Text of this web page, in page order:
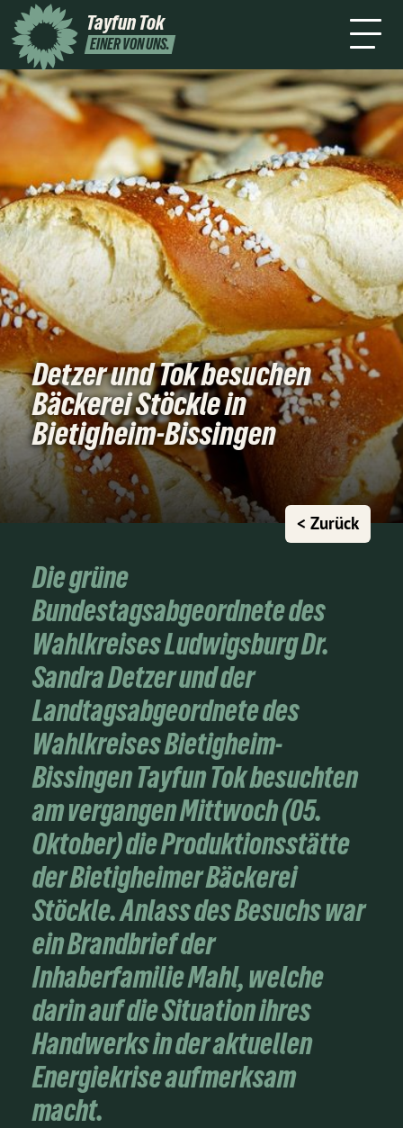
Tayfun Tok
EINER VON UNS.
Presse Kontakt Newsletter
mich
Detzer und Tok besuchen
Bäckerei Stöckle in
Bietigheim-Bissingen
< Zurück
Die grüne
Bundestagsabgeordnete des
Wahlkreises Ludwigsburg Dr.
Sandra Detzer und der
Landtagsabgeordnete des
Wahlkreises Bietigheim-
Bissingen Tayfun Tok besuchten
am vergangen Mittwoch (05.
Oktober) die Produktionsstätte
der Bietigheimer Bäckerei
Stöckle. Anlass des Besuchs war
ein Brandbrief der
Inhaberfamilie Mahl, welche
darin auf die Situation ihres
Handwerks in der aktuellen
Energiekrise aufmerksam
macht.